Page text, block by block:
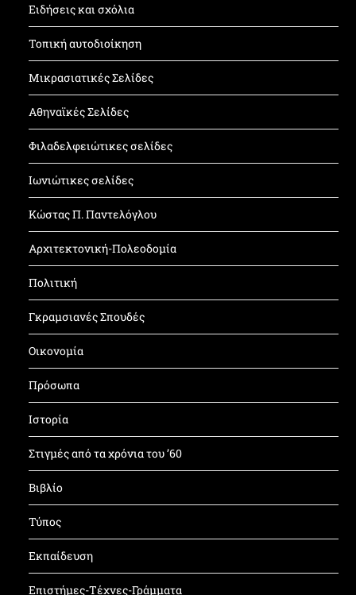
Ειδήσεις και σχόλια
Τοπική αυτοδιοίκηση
Μικρασιατικές Σελίδες
Αθηναϊκές Σελίδες
Φιλαδελφειώτικες σελίδες
Ιωνιώτικες σελίδες
Κώστας Π. Παντελόγλου
Αρχιτεκτονική-Πολεοδομία
Πολιτική
Γκραμσιανές Σπουδές
Οικονομία
Πρόσωπα
Ιστορία
Στιγμές από τα χρόνια του ’60
Βιβλίο
Τύπος
Εκπαίδευση
Επιστήμες-Τέχνες-Γράμματα